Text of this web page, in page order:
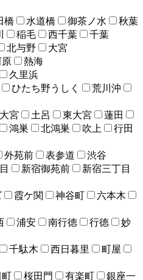
橋 水道橋 御茶ノ水
秋葉
稲毛 西千葉
千葉
北与野
大宮
原
熱海
久里浜
ひたち野うしく
荒川沖
大宮 土呂 東大宮
蓮田
鴻巣 北鴻巣 吹上
行田
外苑前 表参道
渋谷
新宿御苑前
新宿三丁目
霞ケ関 神谷町
六本木
浦安 南行徳 行徳
妙
千駄木 西日暮里
町屋
町 桜田門 有楽町
銀座一